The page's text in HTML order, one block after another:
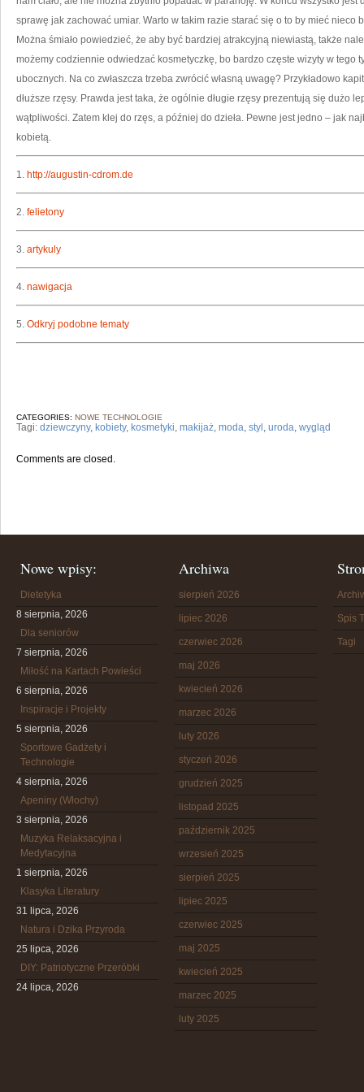
sprawę jak zachować umiar. Warto w takim razie starać się o to by mieć nieco
Można śmiało powiedzieć, że aby być bardziej atrakcyjną niewiastą, także
możemy codziennie odwiedzać kosmetyczkę, bo bardzo częste wizyty w tego
ubocznych. Na co zwłaszcza trzeba zwrócić własną uwagę? Przykładowo
dłuższe rzęsy. Prawda jest taka, że ogólnie długie rzęsy prezentują się dużo
wątpliwości. Zatem klej do rzęs, a później do dzieła. Pewne jest jedno – jak
kobietą.
1. http://augustin-cdrom.de
2. felietony
3. artykuly
4. nawigacja
5. Odkryj podobne tematy
CATEGORIES: NOWE TECHNOLOGIE
Tagi: dziewczyny, kobiety, kosmetyki, makijaż, moda, styl , uroda, wygląd
Comments are closed.
Nowe wpisy:
Dietetyka
8 sierpnia, 2026
Dla seniorów
7 sierpnia, 2026
Miłość na Kartach Powieści
6 sierpnia, 2026
Inspiracje i Projekty
5 sierpnia, 2026
Sportowe Gadżety i
Technologie
4 sierpnia, 2026
Apeniny (Włochy)
3 sierpnia, 2026
Muzyka Relaksacyjna i
Medytacyjna
1 sierpnia, 2026
Klasyka Literatury
31 lipca, 2026
Natura i Dzika Przyroda
25 lipca, 2026
DIY: Patriotyczne Przeróbki
24 lipca, 2026
Archiwa
sierpień 2026
lipiec 2026
czerwiec 2026
maj 2026
kwiecień 2026
marzec 2026
luty 2026
styczeń 2026
grudzień 2025
listopad 2025
październik 2025
wrzesień 2025
sierpień 2025
lipiec 2025
czerwiec 2025
maj 2025
kwiecień 2025
marzec 2025
luty 2025
Spis
Tagi